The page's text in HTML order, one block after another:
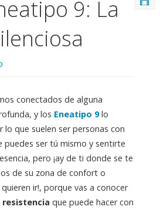
9: La
conectados de alguna
y los Eneatipo 9lo
lo que suelen ser personas con
puedes ser tú mismo y sentirte
pero ¡ay de ti donde se te
de su zona de confort o
ir!, porque vas a conocer
resistencia que puede hacer con